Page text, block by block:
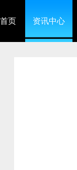
首页 资讯中心